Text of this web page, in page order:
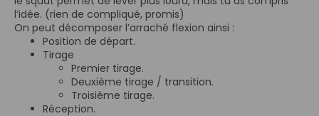
l’idée. (rien de compliqué, promis)
On peut décomposer l’arraché flexion ainsi :
Position de départ.
Tirage
Premier tirage.
Deuxième tirage / transition.
Troisième tirage.
Réception.